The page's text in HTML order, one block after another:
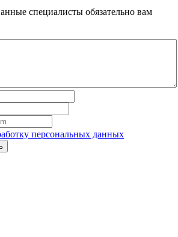
специалисты обязательно вам
персональных данных